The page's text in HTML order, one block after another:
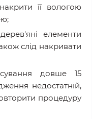
її вологою
елементи
слід накривати
довше 15
недостатній,
процедуру